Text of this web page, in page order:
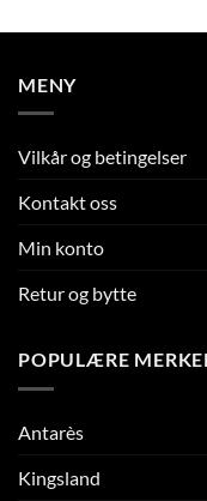
MENY
Vilkår og betingelser
Kontakt oss
Min konto
Retur og bytte
POPULÆRE
Antarès
Kingsland